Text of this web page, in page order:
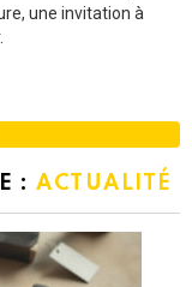
une invitation à
: ACTUALITÉ